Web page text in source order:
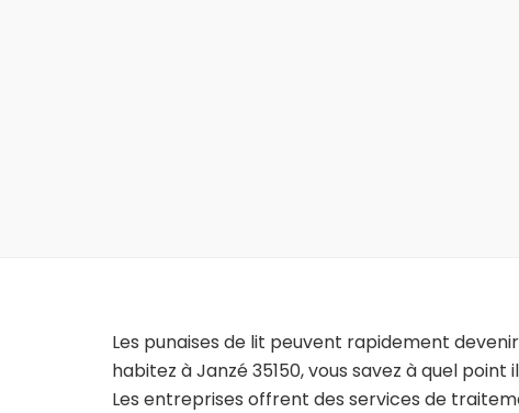
Les punaises de lit peuvent rapidement
habitez à Janzé 35150, vous savez à quel
Les entreprises offrent des services de